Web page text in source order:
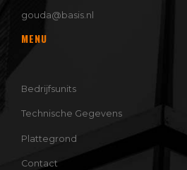
gouda@basis.nl
MENU
Bedrijfsunits
Technische Gegevens
Plattegrond
Contact